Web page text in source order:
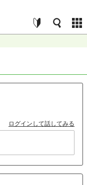
ログインして話してみる